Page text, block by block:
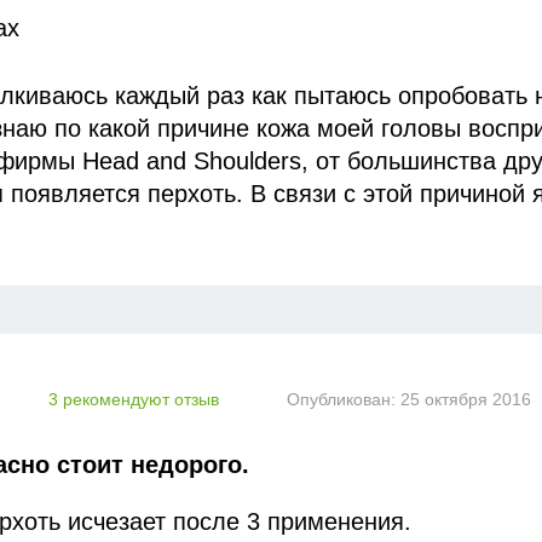
прозрачные шампуни, этот оказался
пенится и хватает маленького количества,
Другие марки меньше пенятся, больше
тем у кого есть проблемы, и тем кто
каждый раз как пытаюсь опробовать
по какой причине кожа моей головы
Head and Shoulders, от большинства
перхоть. В связи с этой причиной
входят: кетоконазол 1%,
3 рекомендуют отзыв Опубликован: 25 октября 2016
стоит недорого.
исчезает после 3 применения.